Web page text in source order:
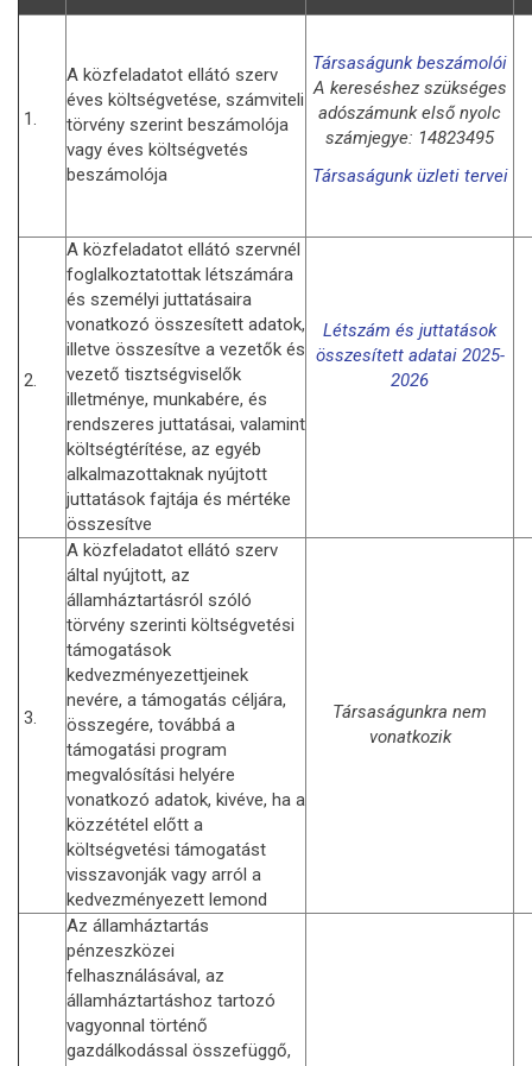
1.
A közfeladatot ellátó szerv
éves költségvetése, számviteli
törvény szerint beszámolója
vagy éves költségvetés
beszámolója
Társaságunk beszámolói
A kereséshez szükséges
adószámunk első nyolc
számjegye: 14823495
Társaságunk üzleti tervei
2.
A közfeladatot ellátó szervnél
foglalkoztatottak létszámára
és személyi juttatásaira
vonatkozó összesített adatok,
illetve összesítve a vezetők és
vezető tisztségviselők
illetménye, munkabére, és
rendszeres juttatásai, valamint
költségtérítése, az egyéb
alkalmazottaknak nyújtott
juttatások fajtája és mértéke
összesítve
Létszám és juttatások
összesített adatai 2025-
2026
3.
A közfeladatot ellátó szerv
által nyújtott, az
államháztartásról szóló
törvény szerinti költségvetési
támogatások
kedvezményezettjeinek
nevére, a támogatás céljára,
összegére, továbbá a
támogatási program
megvalósítási helyére
vonatkozó adatok, kivéve, ha a
közzététel előtt a
költségvetési támogatást
visszavonják vagy arról a
kedvezményezett lemond
Társaságunkra nem
vonatkozik
Az államháztartás
pénzeszközei
felhasználásával, az
államháztartáshoz tartozó
vagyonnal történő
gazdálkodással összefüggő,